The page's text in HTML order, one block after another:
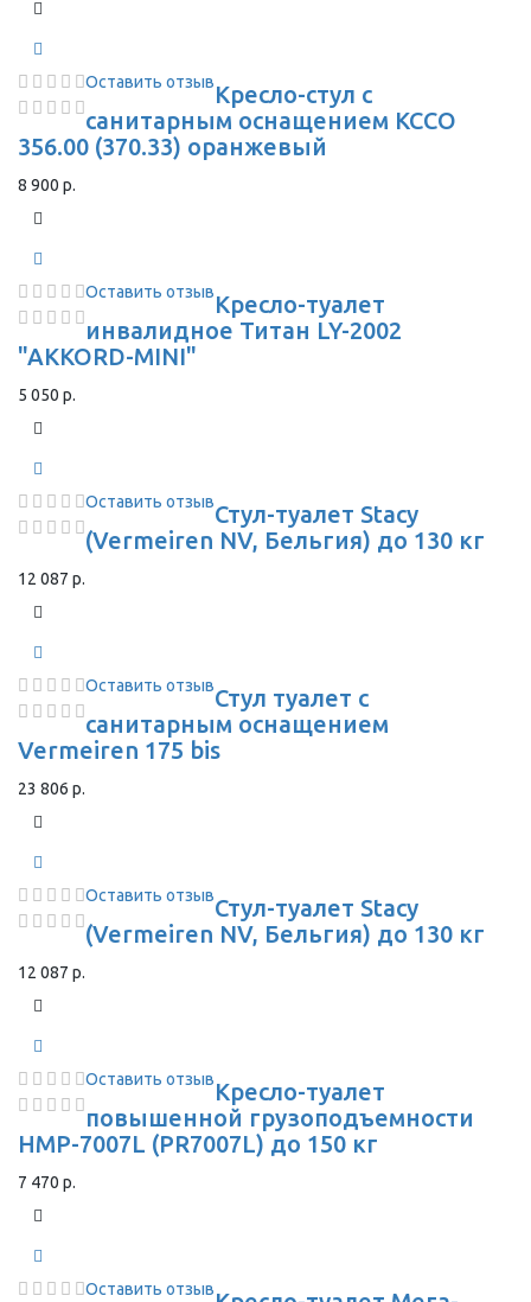
Оставить отзывКресло-стул с
санитарным оснащением КССО
356.00 (370.33) оранжевый
8 900 р.
Оставить отзывКресло-туалет
инвалидное Титан LY-2002
"AKKORD-MINI"
5 050 р.
Оставить отзывСтул-туалет Stacy
(Vermeiren NV, Бельгия) до 130 кг
12 087 р.
Оставить отзывСтул туалет с
санитарным оснащением
Vermeiren 175 bis
23 806 р.
Оставить отзывСтул-туалет Stacy
(Vermeiren NV, Бельгия) до 130 кг
12 087 р.
Оставить отзывКресло-туалет
повышенной грузоподъемности
HMP-7007L (PR7007L) до 150 кг
7 470 р.
Оставить отзыв